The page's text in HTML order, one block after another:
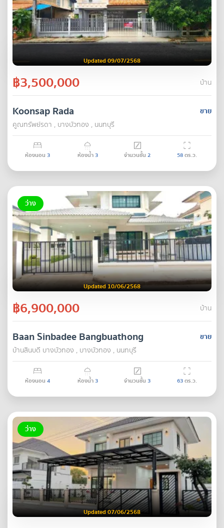
Updated 09/07/2568
฿3,500,000 บ้าน
ขาย
Koonsap Rada
คูณทรัพย์รดา , บางบัวทอง , นนทบุรี
ห้องนอน 3 ห้องน้ำ3 จำนวนชั้น 2 58ตร.ว.
ว่าง
Updated 10/06/2568
฿6,900,000 บ้าน
ขาย
Baan Sinbadee Bangbuathong
บ้านสินบดี บางบัวทอง , บางบัวทอง , นนทบุรี
ห้องนอน 4 ห้องน้ำ3 จำนวนชั้น 3 63ตร.ว.
ว่าง
Updated 07/06/2568